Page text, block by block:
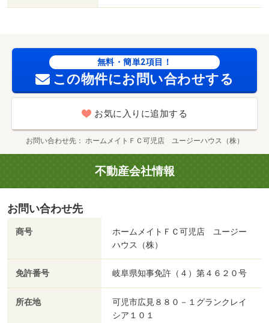
無料・簡単2項目！
この物件にお問い合わせする
お気に入りに追加する
お問い合わせ先 ホームメイトＦＣ可児店 ユージーハウス（株）
不動産会社情報
お問い合わせ先
商号
ホームメイトＦＣ可児店 ユージー
ハウス（株）
免許番号 岐阜県知事免許（４）第４６２０号
所在地
可児市広見８８０－１グランクレイ
シア１０１